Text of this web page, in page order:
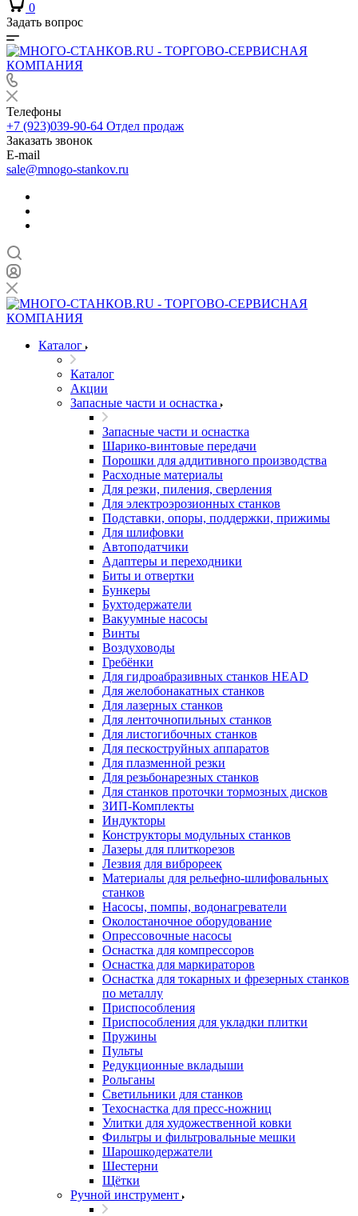
0
Задать вопрос
Телефоны
+7 (923)039-90-64 Отдел продаж
Заказать звонок
E-mail
sale@mnogo-stankov.ru
Каталог
Каталог
Акции
Запасные части и оснастка
Запасные части и оснастка
Шарико-винтовые передачи
Порошки для аддитивного производства
Расходные материалы
Для резки, пиления, сверления
Для электроэрозионных станков
Подставки, опоры, поддержки, прижимы
Для шлифовки
Автоподатчики
Адаптеры и переходники
Биты и отвертки
Бункеры
Бухтодержатели
Вакуумные насосы
Винты
Воздуховоды
Гребёнки
Для гидроабразивных станков HEAD
Для желобонакатных станков
Для лазерных станков
Для ленточнопильных станков
Для листогибочных станков
Для пескоструйных аппаратов
Для плазменной резки
Для резьбонарезных станков
Для станков проточки тормозных дисков
ЗИП-Комплекты
Индукторы
Конструкторы модульных станков
Лазеры для плиткорезов
Лезвия для виброреек
Материалы для рельефно-шлифовальных
станков
Насосы, помпы, водонагреватели
Околостаночное оборудование
Опрессовочные насосы
Оснастка для компрессоров
Оснастка для маркираторов
Оснастка для токарных и фрезерных станков
по металлу
Приспособления
Приспособления для укладки плитки
Пружины
Пульты
Редукционные вкладыши
Рольганы
Светильники для станков
Техоснастка для пресс-ножниц
Улитки для художественной ковки
Фильтры и фильтровальные мешки
Шарошкодержатели
Шестерни
Щётки
Ручной инструмент